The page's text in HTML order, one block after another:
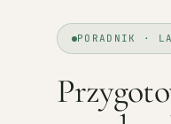
PORADNIK ·